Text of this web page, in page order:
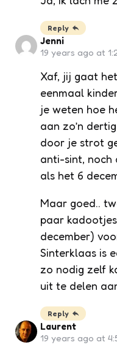
Reply
Jenni
19 years ago at
Xaf, jij gaat
eenmaal
je weten hoe
aan zo’n
door je strot
anti-sint, noch
als het 6
Maar goed..
paar
december)
Sinterklaas is
zo nodig zelf
uit te delen
Reply
Laurent
19 years ago at